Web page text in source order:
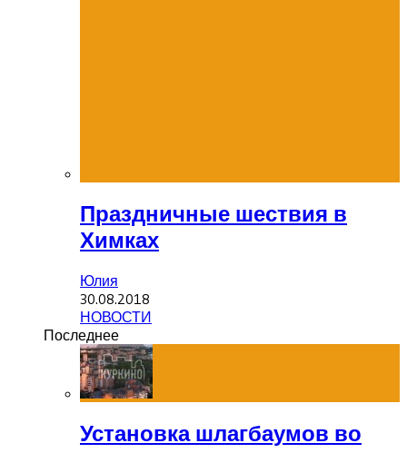
Праздничные шествия в
Химках
Юлия
30.08.2018
НОВОСТИ
Последнее
Установка шлагбаумов во